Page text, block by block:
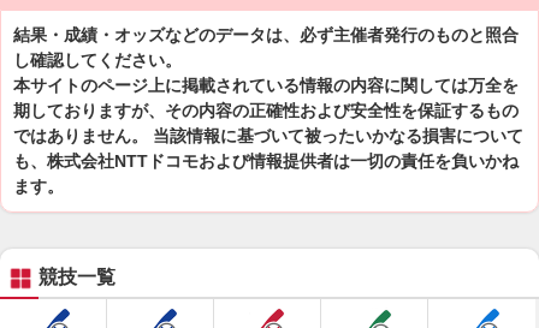
結果・成績・オッズなどのデータは、必ず主催者発行のものと照合
し確認してください。
本サイトのページ上に掲載されている情報の内容に関しては万全を
期しておりますが、その内容の正確性および安全性を保証するもの
ではありません。 当該情報に基づいて被ったいかなる損害について
も、株式会社NTTドコモおよび情報提供者は一切の責任を負いかね
ます。
競技一覧